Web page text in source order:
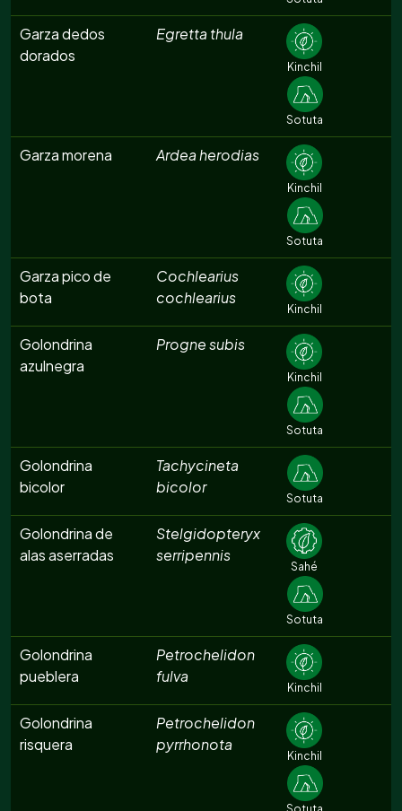
Garza dedos
dorados
Egretta thula
Kinchil
Sotuta
Garza morena Ardea herodias
Kinchil
Sotuta
Garza pico de
bota
Cochlearius
cochlearius
Kinchil
Golondrina
azulnegra
Progne subis
Kinchil
Sotuta
Golondrina
bicolor
Tachycineta
bicolor
Sotuta
Golondrina de
alas aserradas
Stelgidopteryx
serripennis
Sahé
Sotuta
Golondrina
pueblera
Petrochelidon
fulva
Kinchil
Golondrina
risquera
Petrochelidon
pyrrhonota
Kinchil